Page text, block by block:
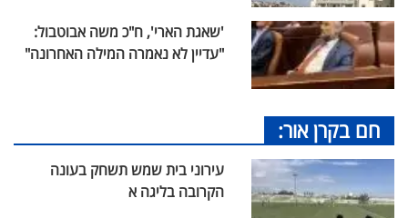
'שאגת הארי', ח"כ משה אבוטבול:
"עדיין לא נאמרה המילה האחרונה"
חם בקרן אור:
עירוני בית שמש תשחק בעונה
הקרובה בליגה א